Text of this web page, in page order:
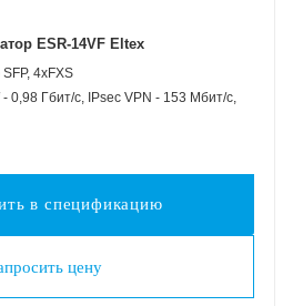
ESR-14VF Eltex
4xFXS
- 0,98 Гбит/c, IPsec VPN - 153 Мбит/c,
в спецификацию
цену